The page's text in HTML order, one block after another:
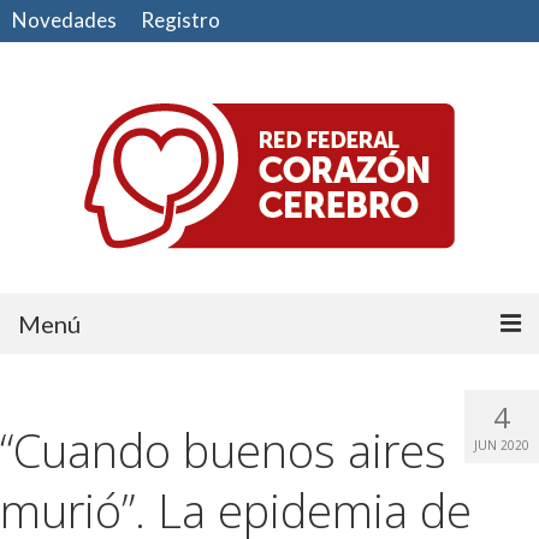
Novedades Registro
Menú
CUIDE SU CORAZÓN
CUIDE SU CEREBRO
4
JUN 2020
“Cuando buenos aires
murió”. La epidemia de